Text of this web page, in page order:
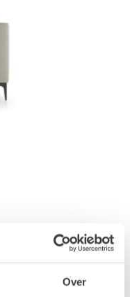
Over